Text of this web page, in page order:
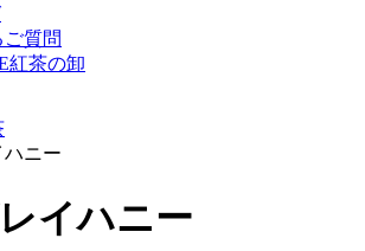
ご質問
紅茶の卸
ハニー
イハニー